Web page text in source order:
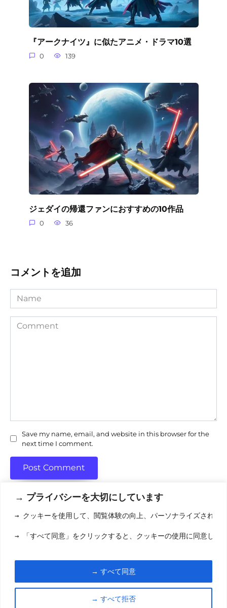
→ プライバシーを大切にしています
→ クッキーを使用して、閲覧体験の向上、パーソナライズされた
→ 「すべて同意」をクリックすると、クッキーの使用に同意した
→ すべて拒否
→ すべて同意
『アークナイツ』に似たアニメ・ドラマ10選
0 139
ジェダイの帰還ファンにおすすめの10作品
0 36
コメントを追加
Name
Comment
Save my name, email, and website in this browser for the
next time I comment.
利用規約(りようきやく
© 2026 eigamori.com